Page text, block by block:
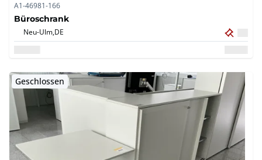
A1-46981-166
Büroschrank
Neu-Ulm,DE
Geschlossen